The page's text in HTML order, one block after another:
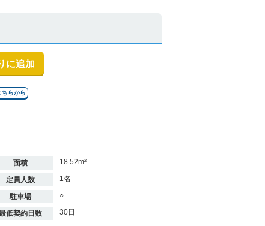
に追加
ちらから
面積 18.52m²
定員人数 1名
駐車場 ○
低契約日数 30日